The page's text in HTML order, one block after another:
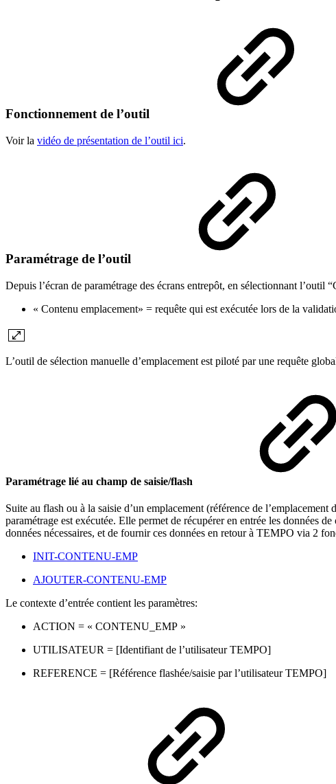
Fonctionnement de l’outil
Voir la vidéo de présentation de l’outil ici.
Paramétrage de l’outil
Depuis l’écran de paramétrage des écrans entrepôt, en sélectionnant
« Contenu emplacement» = requête qui est exécutée lors de la
L’outil de sélection manuelle d’emplacement est piloté par une requête
Paramétrage lié au champ de saisie/flash
Suite au flash ou à la saisie d’un emplacement (référence de
paramétrage est exécutée. Elle permet de récupérer en entrée les
données nécessaires, et de fournir ces données en retour à TEMPO via 2
INIT-CONTENU-EMP
AJOUTER-CONTENU-EMP
Le contexte d’entrée contient les paramètres:
ACTION = « CONTENU_EMP »
UTILISATEUR = [Identifiant de l’utilisateur TEMPO]
REFERENCE = [Référence flashée/saisie par l’utilisateur TEMPO]